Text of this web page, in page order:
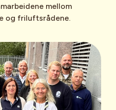
mellom
og friluftsrådene.